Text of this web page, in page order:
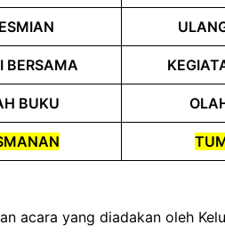
BERSAMA
BUKU
acara yang diadakan oleh